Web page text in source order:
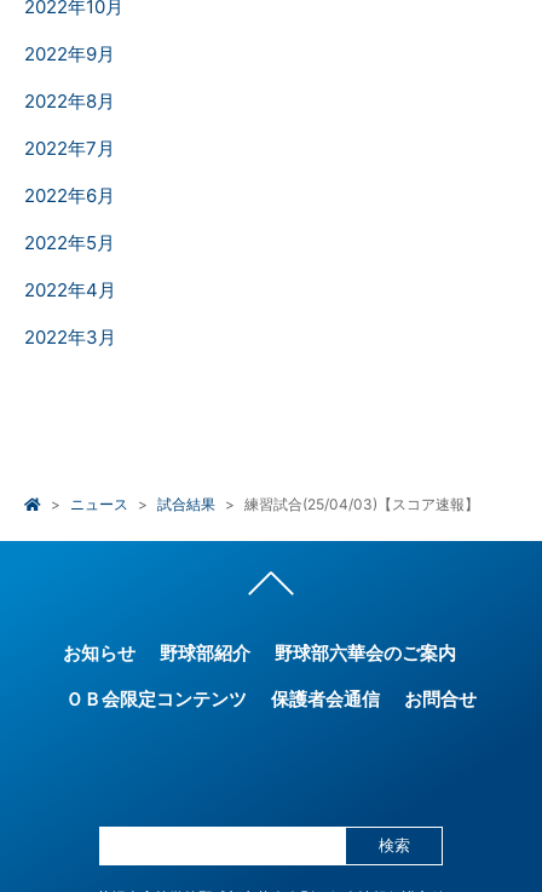
2022年10月
2022年9月
2022年8月
2022年7月
2022年6月
2022年5月
2022年4月
2022年3月
ニュース 試合結果 練習試合(25/04/03)【スコア速報】
お知らせ 野球部紹介 野球部六華会のご案内
ＯＢ会限定コンテンツ 保護者会通信 お問合せ
検索